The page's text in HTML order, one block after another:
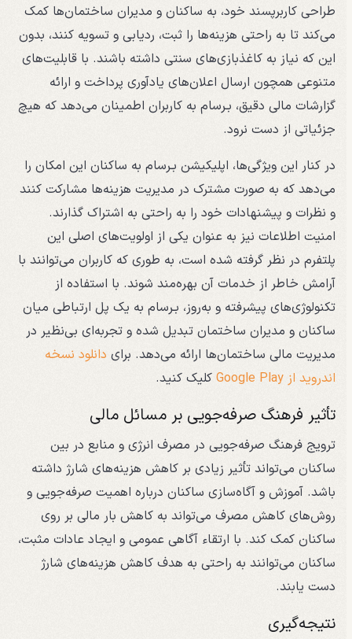
طراحی کاربرپسند خود، به ساکنان و مدیران ساختمان‌ها کمک
می‌کند تا به راحتی هزینه‌ها را ثبت، ردیابی و تسویه کنند، بدون
این که نیاز به کاغذبازی‌های سنتی داشته باشند. با قابلیت‌های
متنوعی همچون ارسال اعلان‌های یادآوری پرداخت و ارائه
گزارشات مالی دقیق، بـرسام به کاربران اطمینان می‌دهد که هیچ
جزئیاتی از دست نرود.
در کنار این ویژگی‌ها، اپلیکیشن بـرسام به ساکنان این امکان را
می‌دهد که به صورت مشترک در مدیریت هزینه‌ها مشارکت کنند
و نظرات و پیشنهادات خود را به راحتی به اشتراک گذارند.
امنیت اطلاعات نیز به عنوان یکی از اولویت‌های اصلی این
پلتفرم در نظر گرفته شده است، به طوری که کاربران می‌توانند با
آرامش خاطر از خدمات آن بهره‌مند شوند. با استفاده از
تکنولوژی‌های پیشرفته و به‌روز، بـرسام به یک پل ارتباطی میان
ساکنان و مدیران ساختمان تبدیل شده و تجربه‌ای بی‌نظیر در
مدیریت مالی ساختمان‌ها ارائه می‌دهد. برایدانلود نسخه
اندروید از Google Play
کلیک کنید.
تأثیر فرهنگ صرفه‌جویی بر مسائل مالی
ترویج فرهنگ صرفه‌جویی در مصرف انرژی و منابع در بین
ساکنان می‌تواند تأثیر زیادی بر کاهش هزینه‌های شارژ داشته
باشد. آموزش و آگاه‌سازی ساکنان درباره اهمیت صرفه‌جویی و
روش‌های کاهش مصرف می‌تواند به کاهش بار مالی بر روی
ساکنان کمک کند. با ارتقاء آگاهی عمومی و ایجاد عادات مثبت،
ساکنان می‌توانند به راحتی به هدف کاهش هزینه‌های شارژ
دست یابند.
نتیجه‌گیری